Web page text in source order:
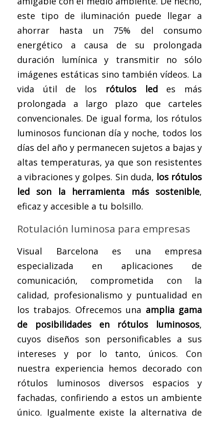
este tipo de iluminación puede llegar a
ahorrar hasta un 75% del consumo
energético a causa de su prolongada
duración lumínica y transmitir no sólo
imágenes estáticas sino también vídeos. La
vida útil de los rótulos ledes más
prolongada a largo plazo que carteles
convencionales. De igual forma, los rótulos
luminosos funcionan día y noche, todos los
días del año y permanecen sujetos a bajas y
altas temperaturas, ya que son resistentes
a vibraciones y golpes. Sin duda, los rótulos
led son la herramienta más sostenible,
eficaz y accesible a tu bolsillo.
Rotulación luminosa para empresas
Visual Barcelona es una empresa
especializada en aplicaciones de
comunicación, comprometida con la
calidad, profesionalismo y puntualidad en
los trabajos. Ofrecemos una amplia gama
de posibilidades en rótulos luminosos,
cuyos diseños son personificables a sus
intereses y por lo tanto, únicos. Con
nuestra experiencia hemos decorado con
rótulos luminosos diversos espacios y
fachadas, confiriendo a estos un ambiente
único. Igualmente existe la alternativa de